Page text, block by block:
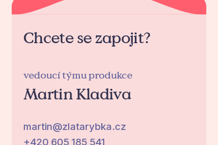
Chcete se zapojit?
vedoucí týmu produkce
Martin Kladiva
martin@zlatarybka.cz
+420 605 185 541